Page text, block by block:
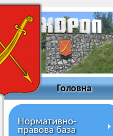
Головна
Нормативно-
правова база